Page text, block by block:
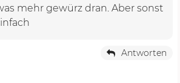
mehr gewürz dran. Aber sonst
Antworten